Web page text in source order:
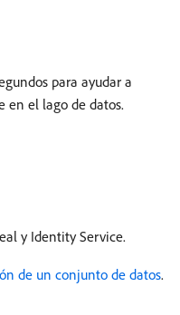
para ayudar a
en el lago de datos.
y Identity Service.
de un conjunto de datos.